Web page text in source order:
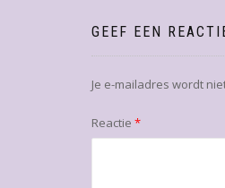
GEEF EEN
Je e-mailadres wordt
Reactie *